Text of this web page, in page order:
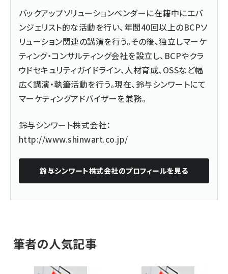
バックアップソリューションベンダーに在籍中にエバ
ンジェリスト的な活動を行い、年間40回以上のBCPソ
リューション関連の講演を行う。その後、独立しマーケ
ティング・コンサルティング会社を設立し、BCPやクラ
ウドセキュリティガイドライン、人材育成、OSSなど幅
広く講演・執筆活動を行う。現在、鈴与シンワートにて
マーケティングアドバイザーを兼務。
鈴与シンワート株式会社：
http://www.shinwart.co.jp/
鈴与シンワート株式会社のプロフィールを見る
筆者の人気記事